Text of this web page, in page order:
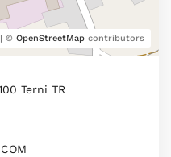
| © OpenStreetMap contributors
Terni TR